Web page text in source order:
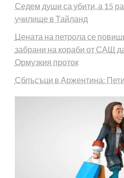
Седем души са убити, а 15
училище в Тайланд
Цената на петрола се
забрани на кораби от САЩ
Ормузкия проток
Сблъсъци в Аржентина: